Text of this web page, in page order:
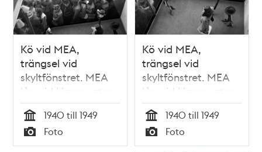
Kö vid MEA,
trängsel vid
skyltfönstret. MEA
låg vid Hamngatan
3 mellan 1883 och
1985
Tid
1940 till 1949
Typ
Foto
Kö vid MEA,
trängsel vid
skyltfönstret. MEA
låg vid Hamngatan
3 mellan 1883 och
1985
Tid
1940 till 1949
Typ
Foto